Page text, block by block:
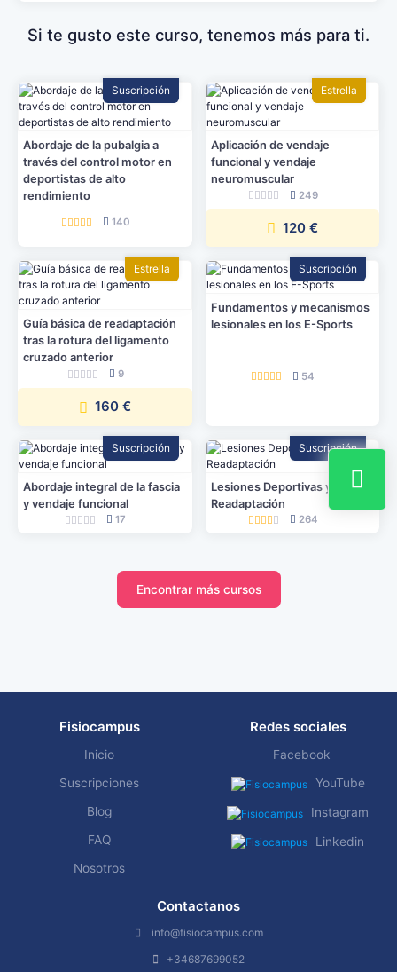
Si te gusto este curso, tenemos más para ti.
Suscripción
Abordaje de la pubalgia a
través del control motor en
deportistas de alto
rendimiento
140
Estrella
Aplicación de vendaje
funcional y vendaje
neuromuscular
249
120 €
Estrella
Guía básica de readaptación
tras la rotura del ligamento
cruzado anterior
9
160 €
Suscripción
Fundamentos y mecanismos
lesionales en los E-Sports
54
Suscripción
Abordaje integral de la fascia
y vendaje funcional
17
Suscripción
Lesiones Deportivas y
Readaptación
264
Encontrar más cursos
Fisiocampus
Inicio
Suscripciones
Blog
FAQ
Nosotros
Redes sociales
Facebook
YouTube
Instagram
Linkedin
Contactanos
info@fisiocampus.com
+34687699052